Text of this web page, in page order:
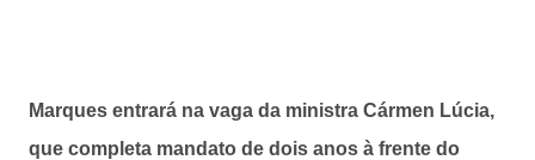
Marques entrará na vaga da ministra Cármen Lúcia,
que completa mandato de dois anos à frente do